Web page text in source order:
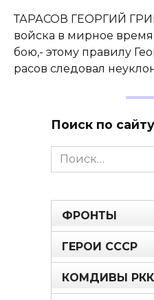
ТАРАСОВ ГЕОРГИЙ
войска в мирное время
бою,- этому правилу
расов следовал
Поиск по сайту
Search
for:
ФРОНТЫ
ГЕРОИ СССР
КОМДИВЫ